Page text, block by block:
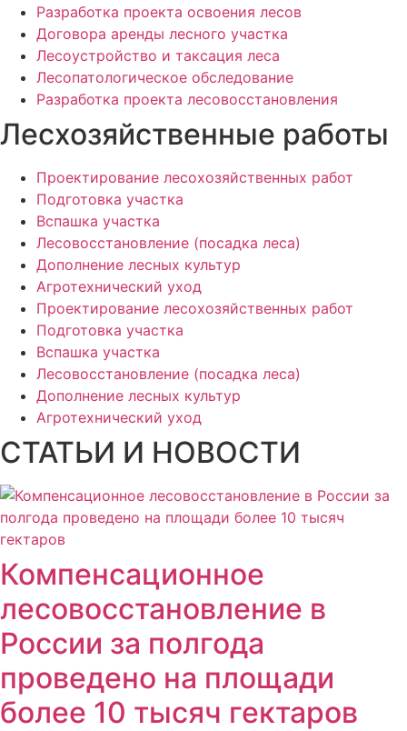
Разработка проекта освоения лесов
Договора аренды лесного участка
Лесоустройство и таксация леса
Лесопатологическое обследование
Разработка проекта лесовосстановления
Лесхозяйственные работы
Проектирование лесохозяйственных работ
Подготовка участка
Вспашка участка
Лесовосстановление (посадка леса)
Дополнение лесных культур
Агротехнический уход
Проектирование лесохозяйственных работ
Подготовка участка
Вспашка участка
Лесовосстановление (посадка леса)
Дополнение лесных культур
Агротехнический уход
СТАТЬИ И НОВОСТИ
Компенсационное
лесовосстановление в
России за полгода
проведено на площади
более 10 тысяч гектаров